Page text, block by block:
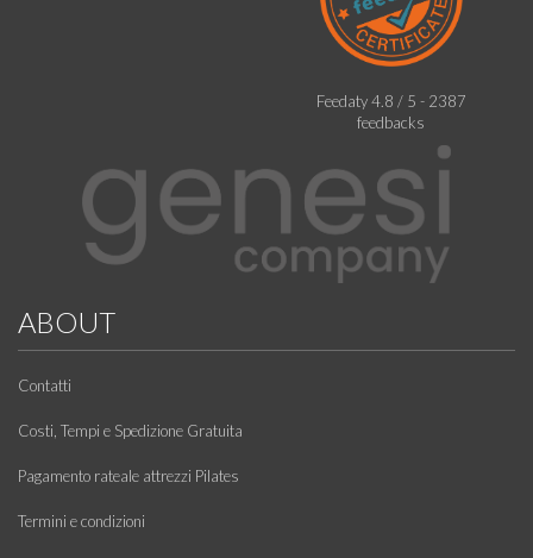
Feedaty4.8 / 5 - 2387
feedbacks
ABOUT
Contatti
Costi, Tempi e Spedizione Gratuita
Pagamento rateale attrezzi Pilates
Termini e condizioni